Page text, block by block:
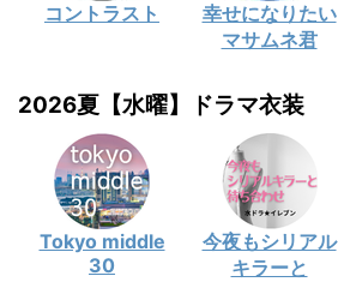
コントラスト
幸せになりたい
マサムネ君
2026夏【水曜】ドラマ衣装
Tokyo middle
30
今夜もシリアル
キラーと